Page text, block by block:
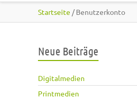
Startseite / Benutzerkonto
Neue Beiträge
Digitalmedien
Printmedien